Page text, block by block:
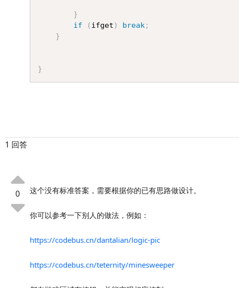
}
if
( ifget ) break;
}
}
1 回答
0 这个没有标准答案，需要根据你的已有思路做设计。
你可以参考一下别人的做法，例如：
https://codebus.cn/dantalian/logic-pic
https://codebus.cn/teternity/minesweeper